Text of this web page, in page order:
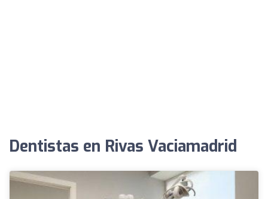
Dentistas en Rivas Vaciamadrid